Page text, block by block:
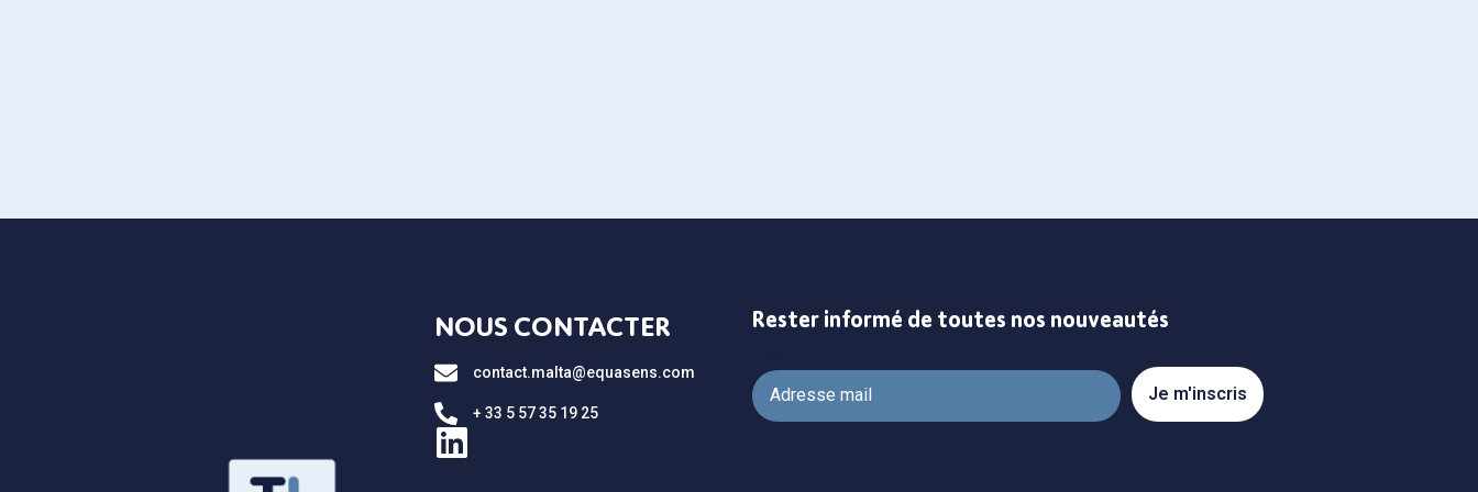
NOUS CONTACTER
contact.malta@equasens.com
+ 33 5 57 35 19 25
Rester informé de toutes nos nouveautés
Je m'inscris